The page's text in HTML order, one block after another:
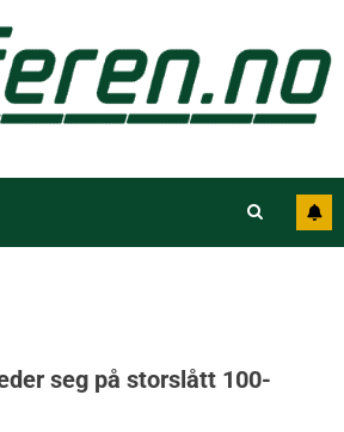
seg på storslått 100-